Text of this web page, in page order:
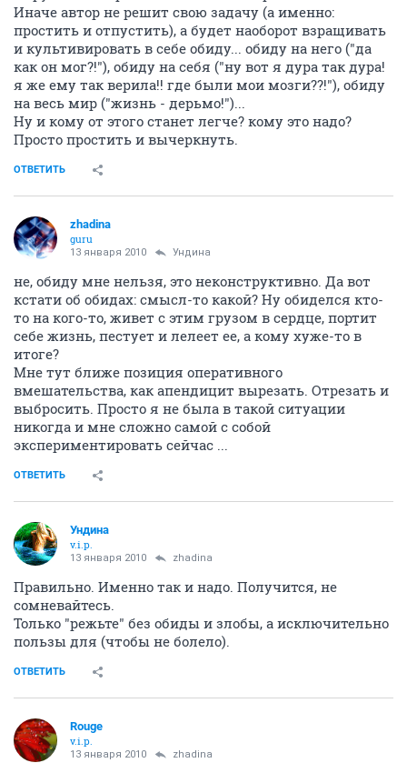
Иначе автор не решит свою задачу (а именно:
простить и отпустить), а будет наоборот взращивать
и культивировать в себе обиду... обиду на него ("да
как он мог?!"), обиду на себя ("ну вот я дура так дура!
я же ему так верила!! где были мои мозги??!"), обиду
на весь мир ("жизнь - дерьмо!")...
Ну и кому от этого станет легче? кому это надо?
Просто простить и вычеркнуть.
ОТВЕТИТЬ
zhadina
guru
13 января 2010 Ундина
не, обиду мне нельзя, это неконструктивно. Да вот
кстати об обидах: смысл-то какой? Ну обиделся кто-
то на кого-то, живет с этим грузом в сердце, портит
себе жизнь, пестует и лелеет ее, а кому хуже-то в
итоге?
Мне тут ближе позиция оперативного
вмешательства, как апендицит вырезать. Отрезать и
выбросить. Просто я не была в такой ситуации
никогда и мне сложно самой с собой
экспериментировать сейчас ...
ОТВЕТИТЬ
Ундина
v.i.p.
13 января 2010 zhadina
Правильно. Именно так и надо. Получится, не
сомневайтесь.
Только "режьте" без обиды и злобы, а исключительно
пользы для (чтобы не болело).
ОТВЕТИТЬ
Rouge
v.i.p.
13 января 2010 zhadina